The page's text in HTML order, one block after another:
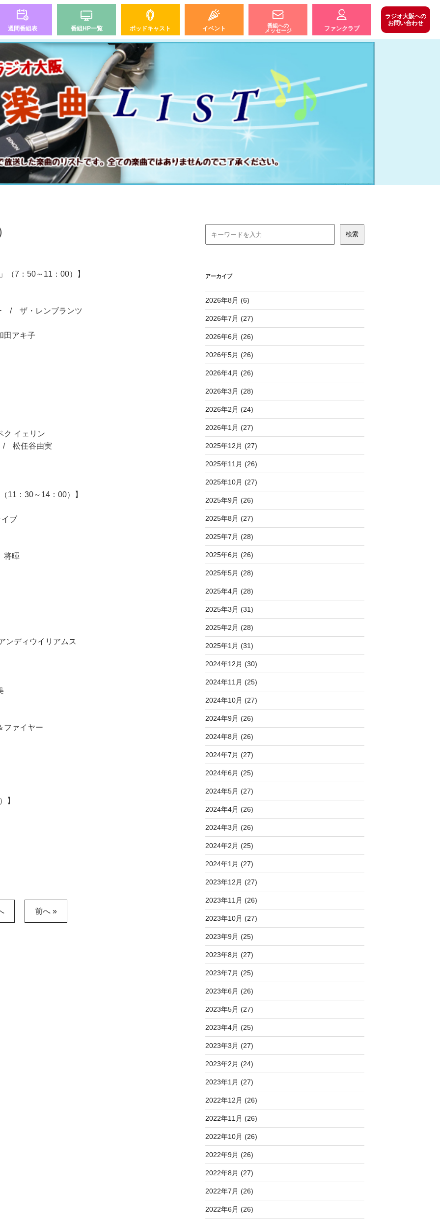
週間番組表 番組HP一覧 ポッドキャスト イベント
番組への
メッセージ
ファンクラブ
ラジオ大阪への
お問い合わせ
（7：50～11：00）】
/ ザ・レンブランツ
アキ子
イェリン
/ 松任谷由実
11：30～14：00）】
ブ
暉
ディウイリアムス
ァイヤー
】
前へ »
アーカイブ
2026年8月 (6)
2026年7月 (27)
2026年6月 (26)
2026年5月 (26)
2026年4月 (26)
2026年3月 (28)
2026年2月 (24)
2026年1月 (27)
2025年12月 (27)
2025年11月 (26)
2025年10月 (27)
2025年9月 (26)
2025年8月 (27)
2025年7月 (28)
2025年6月 (26)
2025年5月 (28)
2025年4月 (28)
2025年3月 (31)
2025年2月 (28)
2025年1月 (31)
2024年12月 (30)
2024年11月 (25)
2024年10月 (27)
2024年9月 (26)
2024年8月 (26)
2024年7月 (27)
2024年6月 (25)
2024年5月 (27)
2024年4月 (26)
2024年3月 (26)
2024年2月 (25)
2024年1月 (27)
2023年12月 (27)
2023年11月 (26)
2023年10月 (27)
2023年9月 (25)
2023年8月 (27)
2023年7月 (25)
2023年6月 (26)
2023年5月 (27)
2023年4月 (25)
2023年3月 (27)
2023年2月 (24)
2023年1月 (27)
2022年12月 (26)
2022年11月 (26)
2022年10月 (26)
2022年9月 (26)
2022年8月 (27)
2022年7月 (26)
2022年6月 (26)